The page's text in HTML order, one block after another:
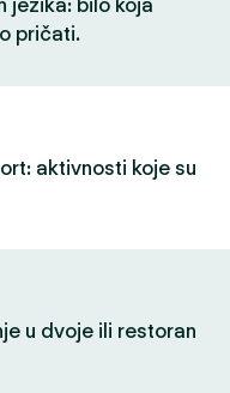
jezika: bilo koja
pričati.
aktivnosti koje su
u dvoje ili restoran